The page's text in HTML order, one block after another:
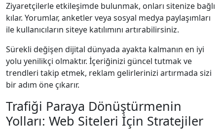
Ziyaretçilerle etkileşimde bulunmak, onları sitenize bağlı
kılar. Yorumlar, anketler veya sosyal medya paylaşımları
ile kullanıcıların siteye katılımını artırabilirsiniz.
Sürekli değişen dijital dünyada ayakta kalmanın en iyi
yolu yenilikçi olmaktır. İçeriğinizi güncel tutmak ve
trendleri takip etmek, reklam gelirlerinizi artırmada sizi
bir adım öne çıkarır.
Trafiği Paraya Dönüştürmenin
Yolları: Web Siteleri İçin Stratejiler